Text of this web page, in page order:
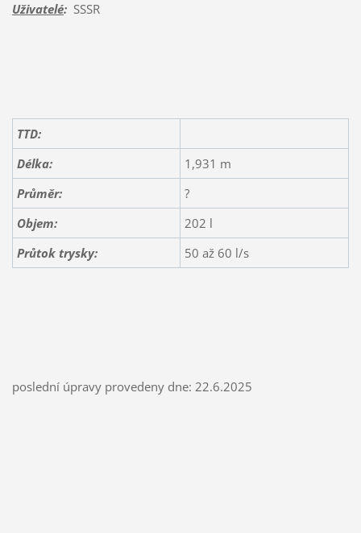
Uživatelé:SSSR
TTD:
Délka:
1,931 m
Průměr:
?
Objem:
202 l
Průtok trysky:
50 až 60 l/s
poslední úpravy provedeny dne: 22.6.2025